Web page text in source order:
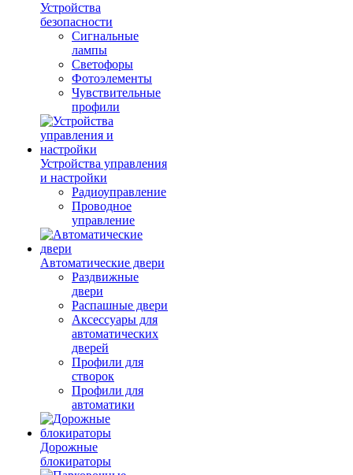
Устройства
безопасности
Сигнальные
лампы
Светофоры
Фотоэлементы
Чувствительные
профили
Устройства управления
и настройки
Радиоуправление
Проводное
управление
Автоматические двери
Раздвижные
двери
Распашные двери
Аксессуары для
автоматических
дверей
Профили для
створок
Профили для
автоматики
Дорожные
блокираторы